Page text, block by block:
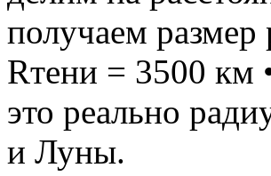
получаем размер
Rтени = 3500 км
это реально
и Луны.